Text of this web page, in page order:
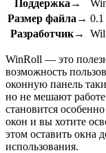
Поддержка→
Размер файла→
Разработчик→
Wil
WinRoll — это
возможность
оконную панель
но не мешают
становится
окон и вы хотите
этом оставить окна
использования.